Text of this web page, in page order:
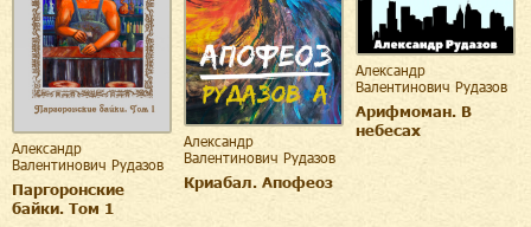
Александр
Валентинович Рудазов
Паргоронские
байки. Том 1
Александр
Валентинович Рудазов
Криабал. Апофеоз
Александр
Валентинович Рудазов
Арифмоман. В
небесах